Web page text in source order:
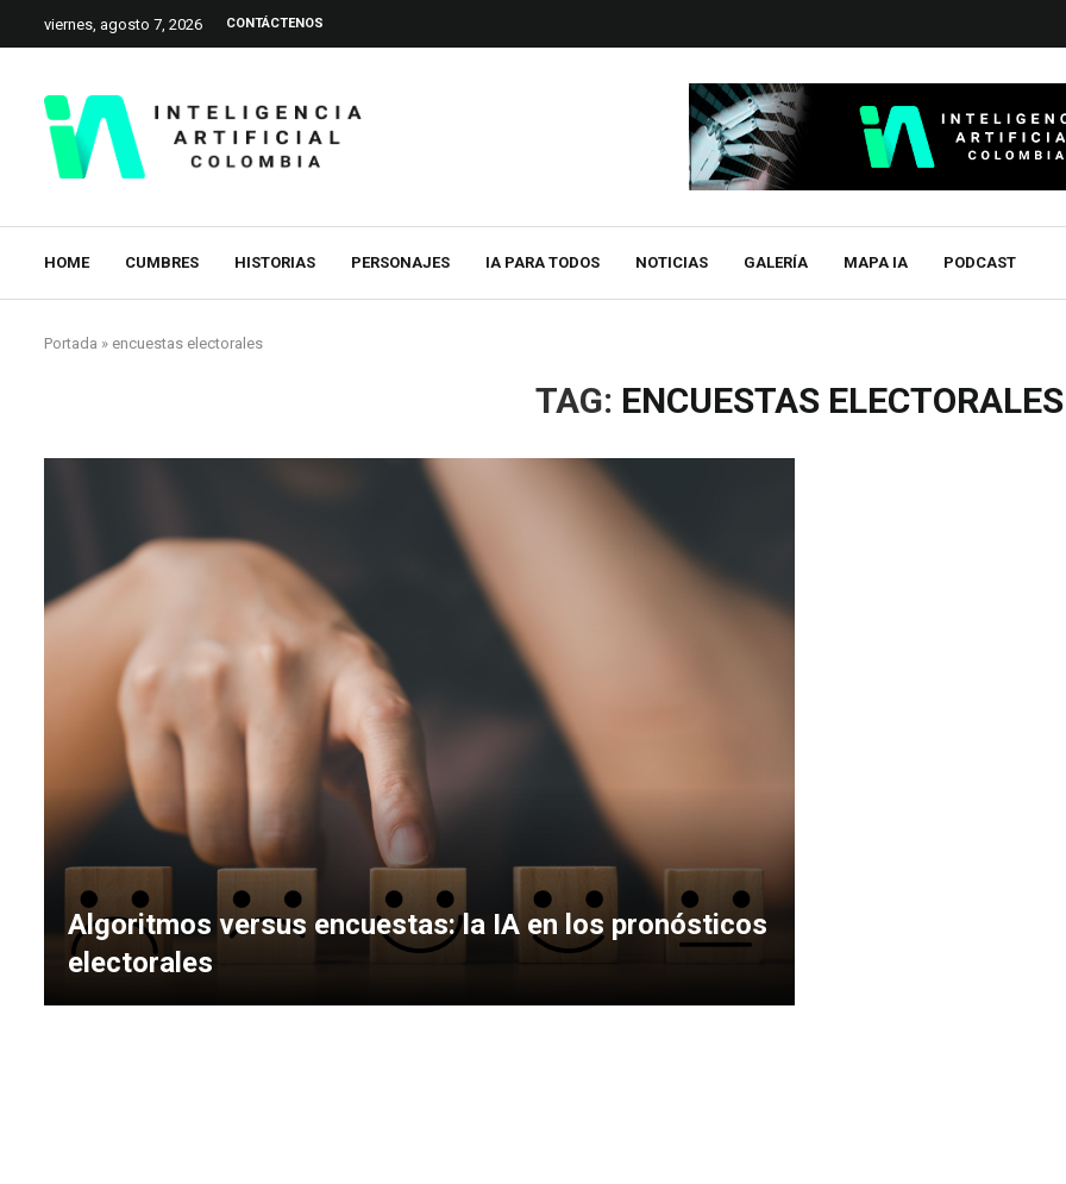
viernes, agosto 7, 2026 CONTÁCTENOS
HOME CUMBRES HISTORIAS PERSONAJES IA PARA TODOS NOTICIAS GALERÍA MAPA IA PODCAST
Portada » encuestas electorales
TAG: ENCUESTAS ELECTORALES
Algoritmos versus encuestas: la IA en los pronósticos
electorales